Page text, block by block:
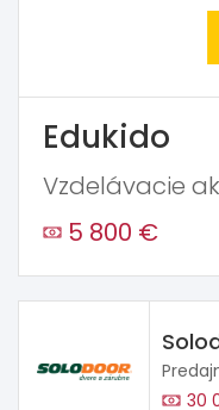
Edukido
Vzdelávacie
5 800 €
30